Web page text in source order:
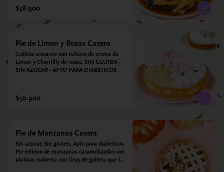
$58.900
Pie de Limon y Rosas Casero
Galleta crocante con relleno de crema de
Limon y Chantilly de rosas. SIN GLUTEN -
SIN AZÚCAR - APTO PARA DIABÉTICOS
$56.900
Pie de Manzanas Casera
Sin azucar, Sin gluten, Apto para diabeticos.
Pie relleno de manzanas caramelizadas con
alulosa, cubierta con tiras de galleta que le